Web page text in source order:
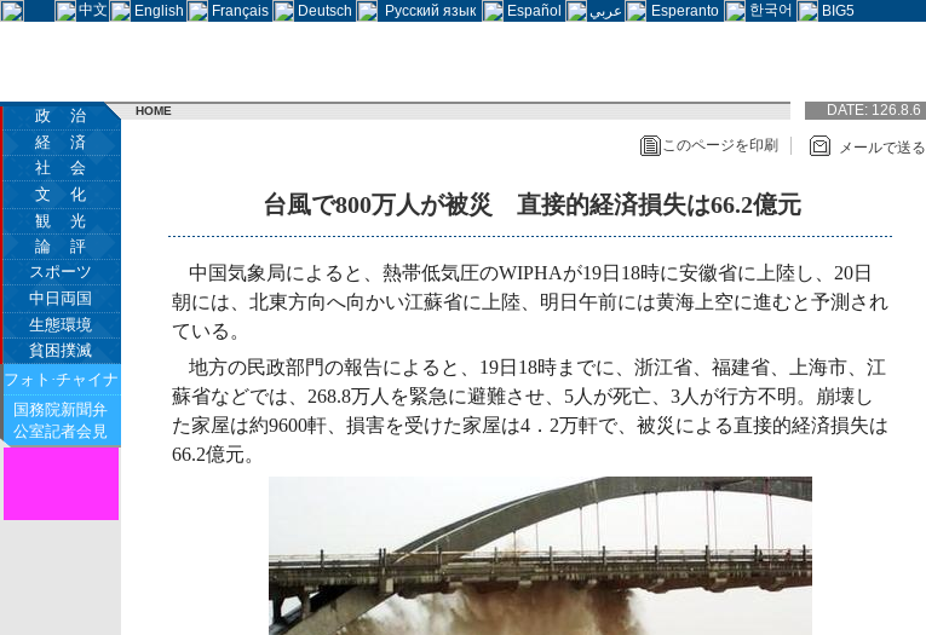
中文 English Français Deutsch Русский язык Español عربي Esperanto 한국어 BIG5
政 治
経 済
社 会
文 化
観 光
論 評
スポーツ
中日両国
生態環境
貧困撲滅
フォト·チャイナ
国務院新聞弁
公室記者会見
HOME DATE: 126.8.6
このページを印刷 メールで送る
台風で800万人が被災 直接的経済損失は66.2億元
中国気象局によると、熱帯低気圧のWIPHAが19日18時に安徽省に上陸し、20日
朝には、北東方向へ向かい江蘇省に上陸、明日午前には黄海上空に進むと予測され
ている。
地方の民政部門の報告によると、19日18時までに、浙江省、福建省、上海市、江
蘇省などでは、268.8万人を緊急に避難させ、5人が死亡、3人が行方不明。崩壊し
た家屋は約9600軒、損害を受けた家屋は4．2万軒で、被災による直接的経済損失は
66.2億元。